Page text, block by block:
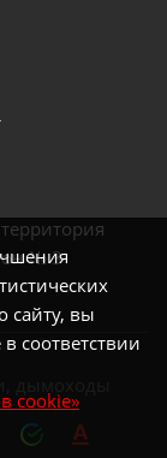
сайту, вы
соответствии
cookie»
№ 3
дымоходы